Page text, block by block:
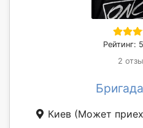
Рейтинг:
2
Киев (Может